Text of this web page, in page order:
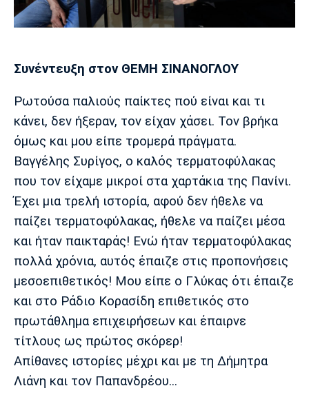
Media
Μπαρτσελόνα
Ρεάλ
Ατλέτικο
Μάντσεστερ
Γιουνάιτεντ
Τσέλσι Άρσεναλ
Λίβερπουλ
Μάντσεστερ
Σίτι
Γιουβέντους
Ίντερ Μίλαν Μπάγερν
Μπορούσια
Ντόρτμουντ
Παρί Σεν
Ζερμέν
Συνέντευξη στον ΘΕΜΗ ΣΙΝΑΝΟΓΛΟΥ
Ρωτούσα παλιούς παίκτες πού είναι και τι
κάνει, δεν ήξεραν, τον είχαν χάσει. Τον βρήκα
όμως και μου είπε τρομερά πράγματα.
Βαγγέλης Συρίγος, ο καλός τερματοφύλακας
που τον είχαμε μικροί στα χαρτάκια της Πανίνι.
Έχει μια τρελή ιστορία, αφού δεν ήθελε να
παίζει τερματοφύλακας, ήθελε να παίζει μέσα
και ήταν παικταράς! Ενώ ήταν τερματοφύλακας
πολλά χρόνια, αυτός έπαιζε στις προπονήσεις
μεσοεπιθετικός! Μου είπε ο Γλύκας ότι έπαιζε
και στο Ράδιο Κορασίδη επιθετικός στο
πρωτάθλημα επιχειρήσεων και έπαιρνε
τίτλους ως πρώτος σκόρερ!
Απίθανες ιστορίες μέχρι και με τη Δήμητρα
Λιάνη και τον Παπανδρέου...